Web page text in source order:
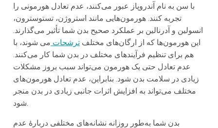
با سن به نام آندروپاز عبور می‌کنند، عدم تعادل هورمونی را
تجربه کنند. هورمون‌هایی مانند استروژن، تستوسترون،
انسولین و آدرنالین بر عملکرد صحیح بدن شما تأثیر می‌گذارند.
این هورمون‌ها که از ارگان‌های مختلفترشحات ‌می شوند، با
هم برای تنظیم فرآیندهای مختلف در بدن شما کار می‌کنند.
عدم تعادل حتی یک هورمون می‌تواند سبب بروز مشکلات
زیادی در سلامت بدن شود. بنابراین، عدم تعادل هورمون‌های
مختلف می‌تواند به افزایش اثرات جانبی زیادی در بدن منجر
شود.
بدن شما به‌طور روزانه نشانه‌های مختلفی دربارهٔ عدم